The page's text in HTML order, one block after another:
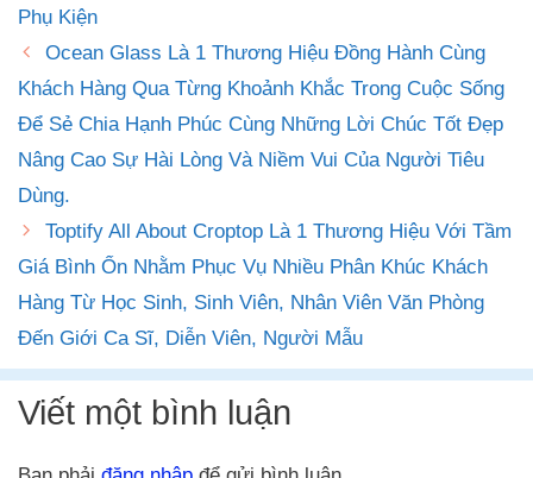
Phụ Kiện
Ocean Glass Là 1 Thương Hiệu Đồng Hành Cùng
Khách Hàng Qua Từng Khoảnh Khắc Trong Cuộc Sống
Để Sẻ Chia Hạnh Phúc Cùng Những Lời Chúc Tốt Đẹp
Nâng Cao Sự Hài Lòng Và Niềm Vui Của Người Tiêu
Dùng.
Toptify All About Croptop Là 1 Thương Hiệu Với Tầm
Giá Bình Ổn Nhằm Phục Vụ Nhiều Phân Khúc Khách
Hàng Từ Học Sinh, Sinh Viên, Nhân Viên Văn Phòng
Đến Giới Ca Sĩ, Diễn Viên, Người Mẫu
Viết một bình luận